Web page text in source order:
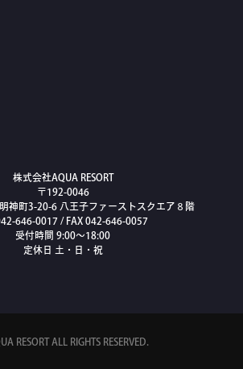
株式会社AQUA RESORT
〒192-0046
神町3-20-6 八王子ファーストスクエア８階
646-0017/ FAX 042-646-0057
受付時間 9:00〜18:00
定休日 土・日・祝
RESORT ALL RIGHTS RESERVED.